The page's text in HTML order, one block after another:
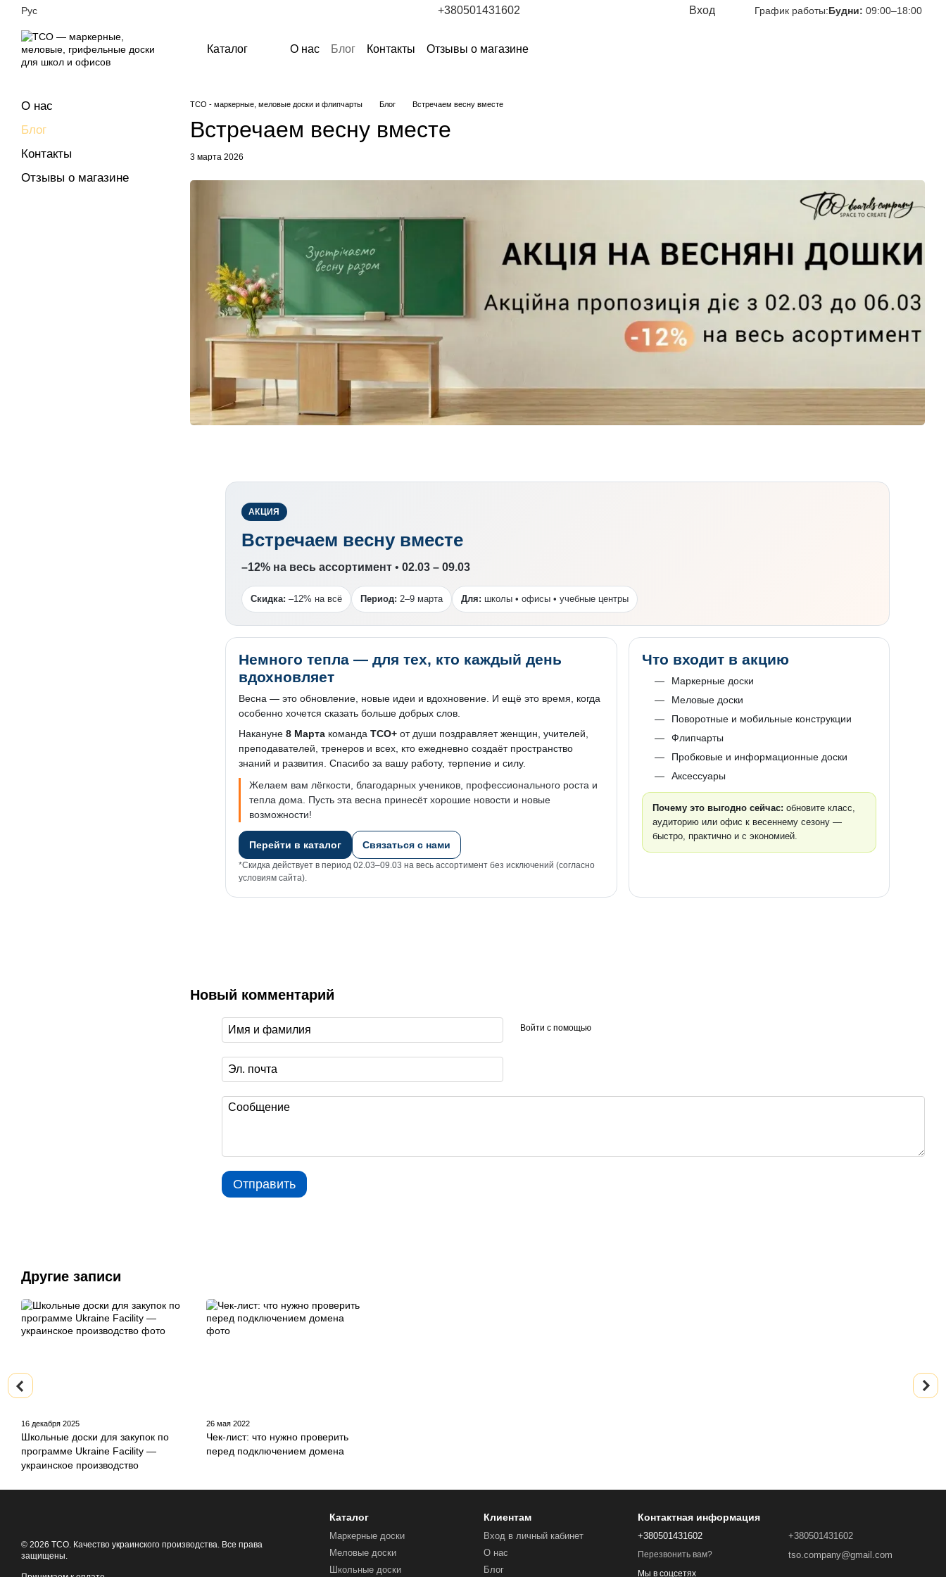
Перейти к основному контенту
Рус +380501431602 Вход График работы:Будни: 09:00–18:00
Каталог О нас Блог Контакты Отзывы о магазине
ТСО - маркерные, меловые доски и флипчарты Блог Встречаем весну вместе
Встречаем весну вместе
3 марта 2026
АКЦИЯ
Встречаем весну вместе
–12% на весь ассортимент • 02.03 – 09.03
Скидка: –12% на всё Период: 2–9 марта Для: школы • офисы • учебные центры
Немного тепла — для тех, кто каждый день
вдохновляет
Весна — это обновление, новые идеи и вдохновение. И ещё это время, когда
особенно хочется сказать больше добрых слов.
Накануне 8 Марта команда ТСО+ от души поздравляет женщин, учителей,
преподавателей, тренеров и всех, кто ежедневно создаёт пространство
знаний и развития. Спасибо за вашу работу, терпение и силу.
Желаем вам лёгкости, благодарных учеников, профессионального роста и
тепла дома. Пусть эта весна принесёт хорошие новости и новые
возможности!
Перейти в каталог Связаться с нами
*Скидка действует в период 02.03–09.03 на весь ассортимент без исключений (согласно
условиям сайта).
Что входит в акцию
Маркерные доски
Меловые доски
Поворотные и мобильные конструкции
Флипчарты
Пробковые и информационные доски
Аксессуары
Почему это выгодно сейчас: обновите класс,
аудиторию или офис к весеннему сезону —
быстро, практично и с экономией.
Новый комментарий
Войти с помощью
Отправить
О нас
Блог
Контакты
Отзывы о магазине
Другие записи
16 декабря 2025
Школьные доски для закупок по
программе Ukraine Facility —
украинское производство
26 мая 2022
Чек-лист: что нужно проверить
перед подключением домена
© 2026 ТСО. Качество украинского производства. Все права
защищены.
Каталог
Маркерные доски
Меловые доски
Школьные доски
Клиентам
Вход в личный кабинет
О нас
Блог
Контактная информация
+380501431602
Перезвонить вам?
+380501431602
tso.company@gmail.com
Мы в соцсетях